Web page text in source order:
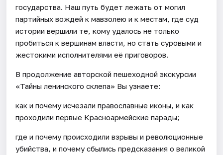
государства. Наш путь будет лежать от могил
партийных вождей к мавзолею и к местам, где суд
истории вершили те, кому удалось не только
пробиться к вершинам власти, но стать суровыми и
жестокими исполнителями её приговоров.
В продолжение авторской пешеходной экскурсии
«Тайны ленинского склепа» Вы узнаете:
как и почему исчезали православные иконы, и как
проходили первые Красноармейские парады;
где и почему происходили взрывы и революционные
убийства, и почему сбылись предсказания о великой